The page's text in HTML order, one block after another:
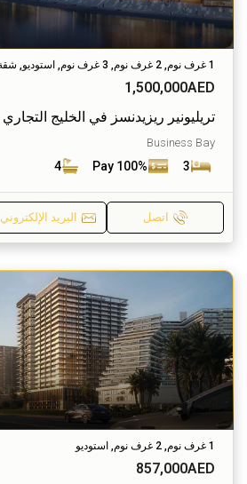
1 غرف نوم, 2 غرف نوم, 3 غرف نوم, استوديو, شقة
1,500,000AED
تريليونير ريزيدنسز في الخليج التجاري
Business Bay
3
Pay 100%
4
اتصل البريد الإلكتروني
1 غرف نوم, 2 غرف نوم, استوديو
857,000AED